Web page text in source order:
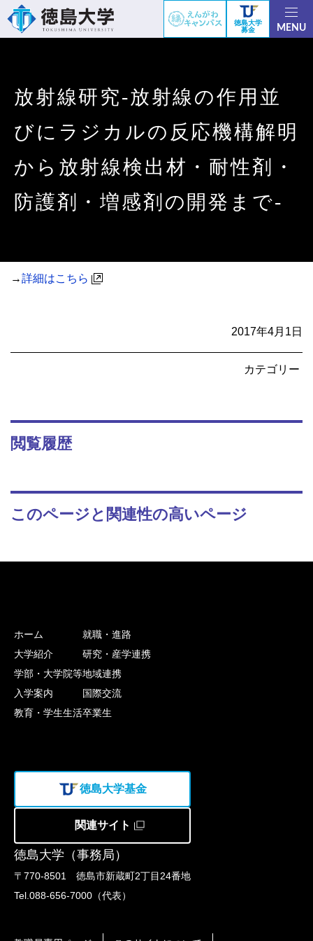
徳島大学
募金
MENU
放射線研究-放射線の作用並
びにラジカルの反応機構解明
から放射線検出材・耐性剤・
防護剤・増感剤の開発まで-
→詳細はこちら
2017年4月1日
カテゴリー
閲覧履歴
このページと関連性の高いページ
徳島大学（事務局）
〒770-8501 徳島市新蔵町2丁目24番地
Tel.088-656-7000（代表）
ホーム
大学紹介
学部・大学院等
入学案内
教育・学生生活
就職・進路
研究・産学連携
地域連携
国際交流
卒業生
徳島大学基金
関連サイト